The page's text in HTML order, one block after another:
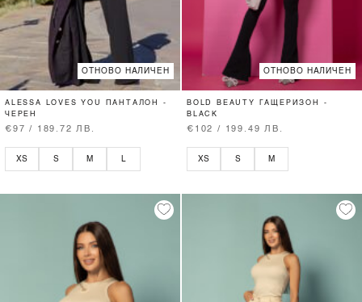
ОТНОВО НАЛИЧЕН
ALESSA LOVES YOU ПАНТАЛОН -
ЧЕРЕН
€97 / 189.72 ЛВ.
XS S M
ОТНОВО НАЛИЧЕН
BOLD BEAUTY ГАЩЕРИЗОН -
BLACK
€102 / 199.49 ЛВ.
XS S M